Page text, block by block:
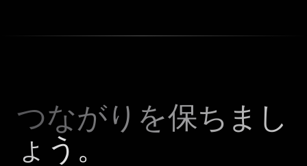
つながりを保ちまし
ょう。